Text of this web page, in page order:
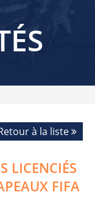
à la liste
LICENCIÉS
FIFA